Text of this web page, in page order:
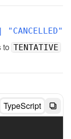
to TENTATIVE
TypeScript